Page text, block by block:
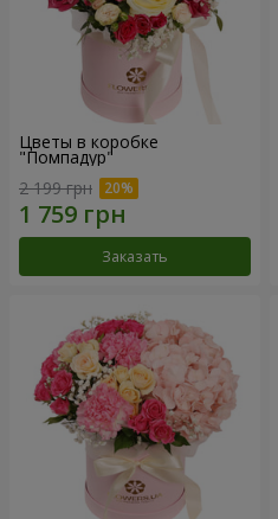
Цветы в коробке
"Помпадур"
2 199 грн
Заказать